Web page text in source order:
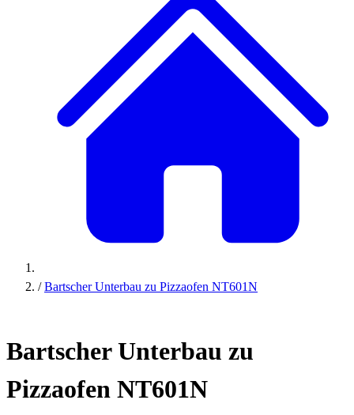
/ Bartscher Unterbau zu Pizzaofen NT601N
Bartscher Unterbau zu
Pizzaofen NT601N